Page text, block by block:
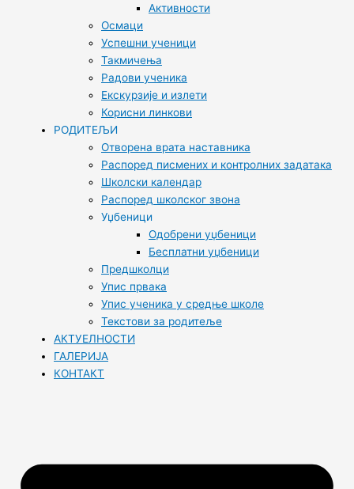
Активности
Осмаци
Успешни ученици
Такмичења
Радови ученика
Екскурзије и излети
Корисни линкови
РОДИТЕЉИ
Отворена врата наставника
Распоред писмених и контролних задатака
Школски календар
Распоред школског звона
Уџбеници
Одобрени уџбеници
Бесплатни уџбеници
Предшколци
Упис првака
Упис ученика у средње школе
Текстови за родитеље
АКТУЕЛНОСТИ
ГАЛЕРИЈА
КОНТАКТ